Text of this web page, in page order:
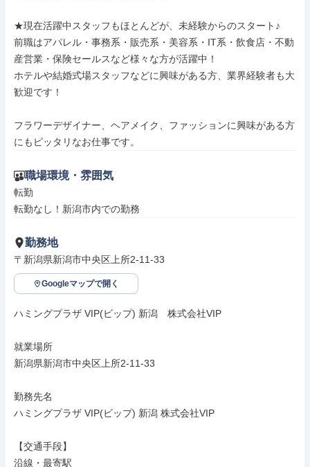
★現在活躍中スタッフもほとんどが、未経験からのスタート♪
前職はアパレル・事務系・販売系・美容系・IT系・飲食店・不動
産営業・保険セールスなど様々な方が活躍中！
ホテルや結婚式場スタッフなどに興味がある方、業界経験者も大
歓迎です！
フラワーデザイナー、ヘアメイク、ファッションに興味がある方
にもピッタリなお仕事です。
職場環境・雰囲気
転勤
転勤なし！新潟市内での勤務
勤務地
〒新潟県新潟市中央区上所2-11-33
Googleマップで開く
ハミングプラザ VIP(ビップ) 新潟　株式会社VIP
就業場所
新潟県新潟市中央区上所2-11-33
勤務先名
ハミングプラザ VIP(ビップ) 新潟 株式会社VIP
【交通手段】
沿線・最寄駅